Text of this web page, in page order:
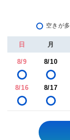
空きが
日 月
8/9 8/10
8/16 8/17